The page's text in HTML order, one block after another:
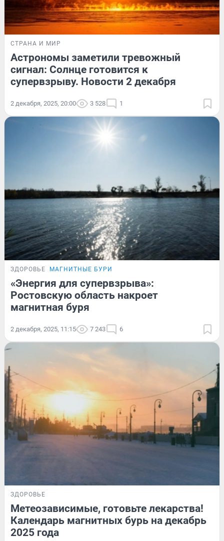
СТРАНА И МИР
Астрономы заметили тревожный
сигнал: Солнце готовится к
супервзрыву. Новости 2 декабря
2 декабря, 2025, 20:00 3 528 1
ЗДОРОВЬЕ МАГНИТНЫЕ БУРИ
«Энергия для супервзрыва»:
Ростовскую область накроет
магнитная буря
2 декабря, 2025, 11:15 7 243 6
ЗДОРОВЬЕ
Метеозависимые, готовьте лекарства!
Календарь магнитных бурь на декабрь
2025 года